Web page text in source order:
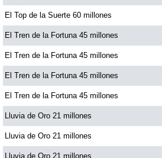
El Top de la Suerte 60 millones
El Tren de la Fortuna 45 millones
El Tren de la Fortuna 45 millones
El Tren de la Fortuna 45 millones
El Tren de la Fortuna 45 millones
Lluvia de Oro 21 millones
Lluvia de Oro 21 millones
Lluvia de Oro 21 millones